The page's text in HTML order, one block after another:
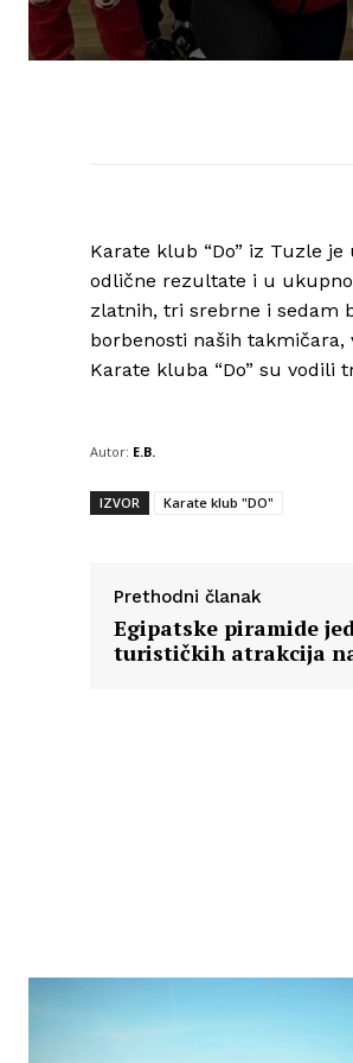
Karate klub “Do” iz Tuzle
odlične rezultate i u
zlatnih, tri srebrne i sedam
borbenosti naših
Karate kluba “Do” su vodili
Autor: E.B.
IZVOR Karate klub "DO"
Prethodni članak
Egipatske piramide
turističkih atrakcija